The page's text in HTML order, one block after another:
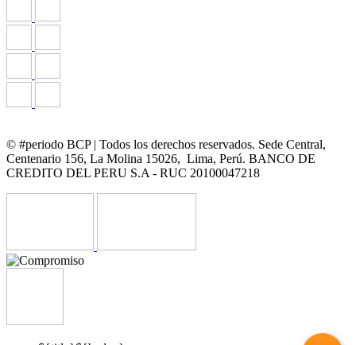
© #periodo BCP | Todos los derechos reservados. Sede Central,
Centenario 156, La Molina 15026, Lima, Perú. BANCO DE
CREDITO DEL PERU S.A - RUC 20100047218